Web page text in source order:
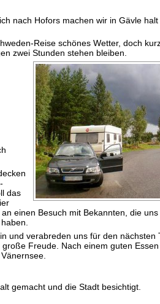
nach Hofors machen wir in Gävle
Reise schönes Wetter, doch
zwei Stunden stehen bleiben.
das
einen Besuch mit Bekannten, die
und verabreden uns für den nächsten
Freude. Nach einem guten
gemacht und die Stadt besichtigt.